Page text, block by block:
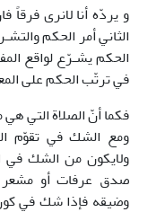
و يردّه أنا لانری فرقاً
الثاني أمر الحكم
الحكم يشـرّع لواقع
في ترتّب الحكم علی
فكما أنّ الصلاة التي هي
ومع الشك في تقوّم
ولايكون من الشك
صدق عرفات أو
وضيقه فإذا شك في